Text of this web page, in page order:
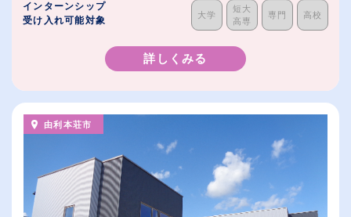
インターンシップ
受け入れ可能対象
大学
短大
高専
専門 高校
詳しくみる
由利本荘市